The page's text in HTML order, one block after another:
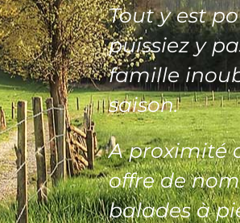
Tout y est
puissiez y
famille
saison.
A proximité
offre de
balades à